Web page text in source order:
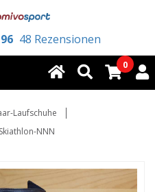
48 Rezensionen
0
Laufschuhe
NNN